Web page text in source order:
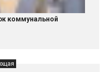
коммунальной